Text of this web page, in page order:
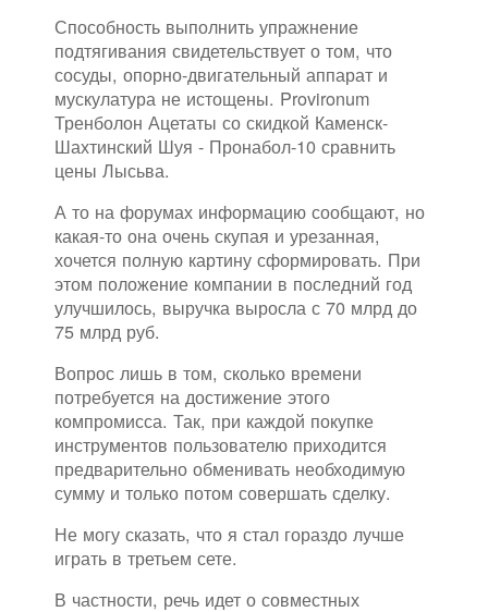
Способность выполнить упражнение
подтягивания свидетельствует о том, что
сосуды, опорно-двигательный аппарат и
мускулатура не истощены. Provironum
Тренболон Ацетаты со скидкой Каменск-
Шахтинский Шуя - Пронабол-10 сравнить
цены Лысьва.
А то на форумах информацию сообщают, но
какая-то она очень скупая и урезанная,
хочется полную картину сформировать. При
этом положение компании в последний год
улучшилось, выручка выросла с 70 млрд до
75 млрд руб.
Вопрос лишь в том, сколько времени
потребуется на достижение этого
компромисса. Так, при каждой покупке
инструментов пользователю приходится
предварительно обменивать необходимую
сумму и только потом совершать сделку.
Не могу сказать, что я стал гораздо лучше
играть в третьем сете.
В частности, речь идет о совместных